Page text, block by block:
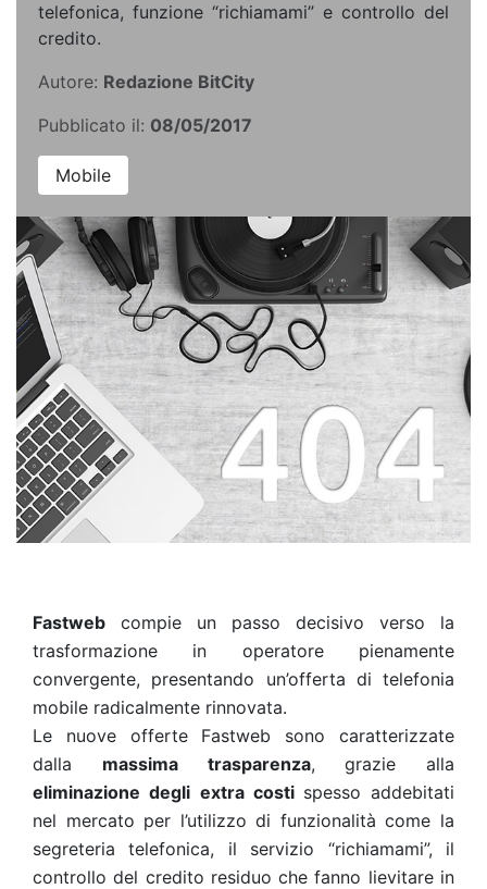
telefonica, funzione “richiamami” e controllo del
credito.
Autore: Redazione BitCity
Pubblicato il: 08/05/2017
Mobile
Fastweb compie un passo decisivo verso la
trasformazione in operatore pienamente
convergente, presentando un’offerta di telefonia
mobile radicalmente rinnovata.
Le nuove offerte Fastweb sono caratterizzate
dalla massima trasparenza, grazie alla
eliminazione degli extra costi spesso addebitati
nel mercato per l’utilizzo di funzionalità come la
segreteria telefonica, il servizio “richiamami”, il
controllo del credito residuo che fanno lievitare in